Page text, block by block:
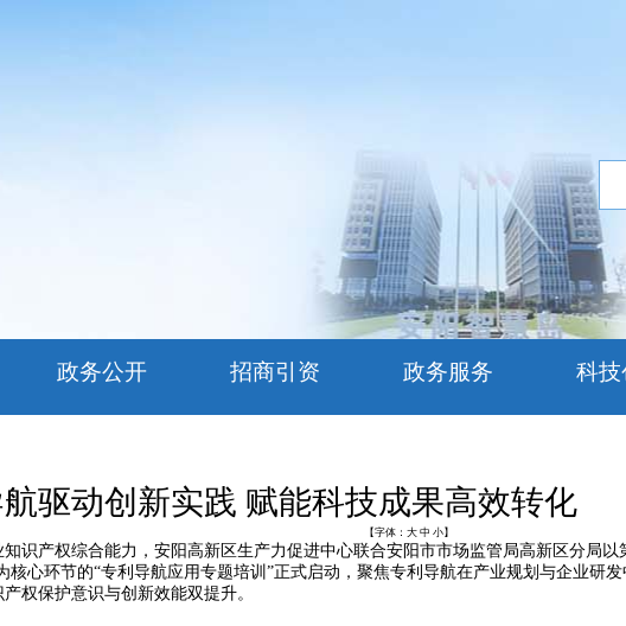
政务公开 招商引资 政务服务 科
驱动创新实践 赋能科技成果高效转化
【字体： 大 中 小】
产权综合能力，安阳高新区生产力促进中心联合安阳市市场监管局高新区分局以
核心环节的“专利导航应用专题培训”正式启动，聚焦专利导航在产业规划与企业研
权保护意识与创新效能双提升。